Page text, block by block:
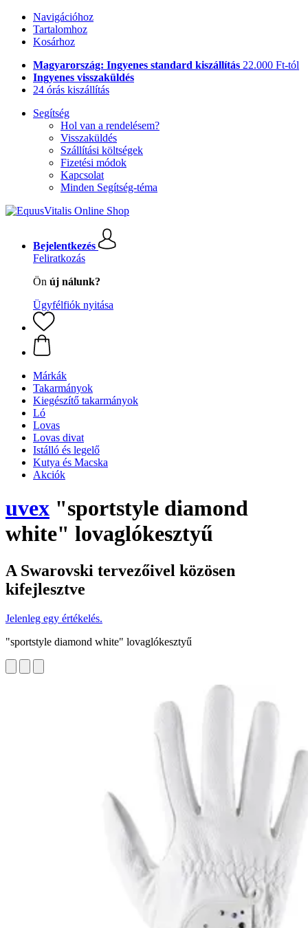
Navigációhoz
Tartalomhoz
Kosárhoz
Magyarország: Ingyenes standard kiszállítás 22.000 Ft-tól
Ingyenes visszaküldés
24 órás kiszállítás
Segítség
Hol van a rendelésem?
Visszaküldés
Szállítási költségek
Fizetési módok
Kapcsolat
Minden Segítség-téma
Bejelentkezés
Feliratkozás
Ön új nálunk?
Ügyfélfiók nyitása
Márkák
Takarmányok
Kiegészítő takarmányok
Ló
Lovas
Lovas divat
Istálló és legelő
Kutya és Macska
Akciók
uvex "sportstyle diamond
white" lovaglókesztyű
A Swarovski tervezőivel közösen
kifejlesztve
Jelenleg egy értékelés.
"sportstyle diamond white" lovaglókesztyű